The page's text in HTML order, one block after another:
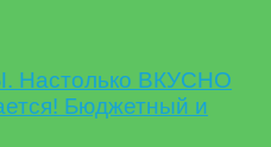
Настолько ВКУСНО
Бюджетный и